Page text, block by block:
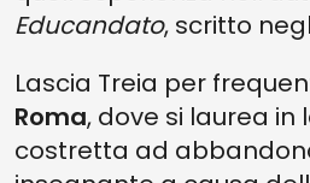
Educandato, scritto
Lascia Treia per
Roma, dove si laurea in
costretta ad